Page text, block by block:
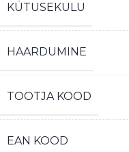
KÜTUSEKULU
HAARDUMINE
TOOTJA KOOD
EAN KOOD